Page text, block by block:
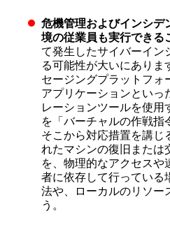
危機管理およびインシデ
境の従業員も実行できる
て発生したサイバーイン
る可能性が大いにありま
セージングプラットフォ
アプリケーションといっ
レーションツールを使用
を「バーチャルの作戦指
そこから対応措置を講じ
れたマシンの復旧または
を、物理的なアクセス
者に依存して行っている
法や、ローカルのリソー
う。